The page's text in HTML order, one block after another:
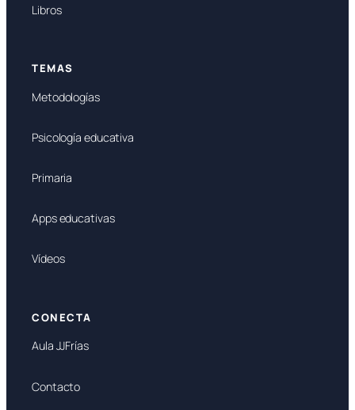
Libros
TEMAS
Metodologías
Psicología educativa
Primaria
Apps educativas
Vídeos
CONECTA
Aula JJFrías
Contacto